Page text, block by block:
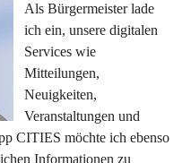
Als Bürgermeister lade
ich ein, unsere digitalen
Services wie
Mitteilungen,
Neuigkeiten,
Veranstaltungen und
CITIES möchte ich ebenso
Informationen zu